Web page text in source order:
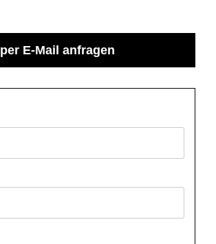
per E-Mail anfragen